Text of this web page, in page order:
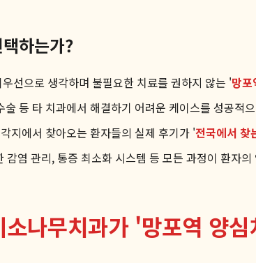
하는가?
선으로 생각하며 불필요한 치료를 권하지 않는 '망포
술 등 타 치과에서 해결하기 어려운 케이스를 성공적
지에서 찾아오는 환자들의 실제 후기가 '전국에서 찾
감염 관리, 통증 최소화 시스템 등 모든 과정이 환자
나무치과가 '망포역 양